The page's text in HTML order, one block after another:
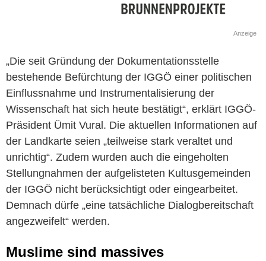
Anzeige
„Die seit Gründung der Dokumentationsstelle
bestehende Befürchtung der IGGÖ einer politischen
Einflussnahme und Instrumentalisierung der
Wissenschaft hat sich heute bestätigt“, erklärt IGGÖ-
Präsident Ümit Vural. Die aktuellen Informationen auf
der Landkarte seien „teilweise stark veraltet und
unrichtig“. Zudem wurden auch die eingeholten
Stellungnahmen der aufgelisteten Kultusgemeinden
der IGGÖ nicht berücksichtigt oder eingearbeitet.
Demnach dürfe „eine tatsächliche Dialogbereitschaft
angezweifelt“ werden.
Muslime sind massives